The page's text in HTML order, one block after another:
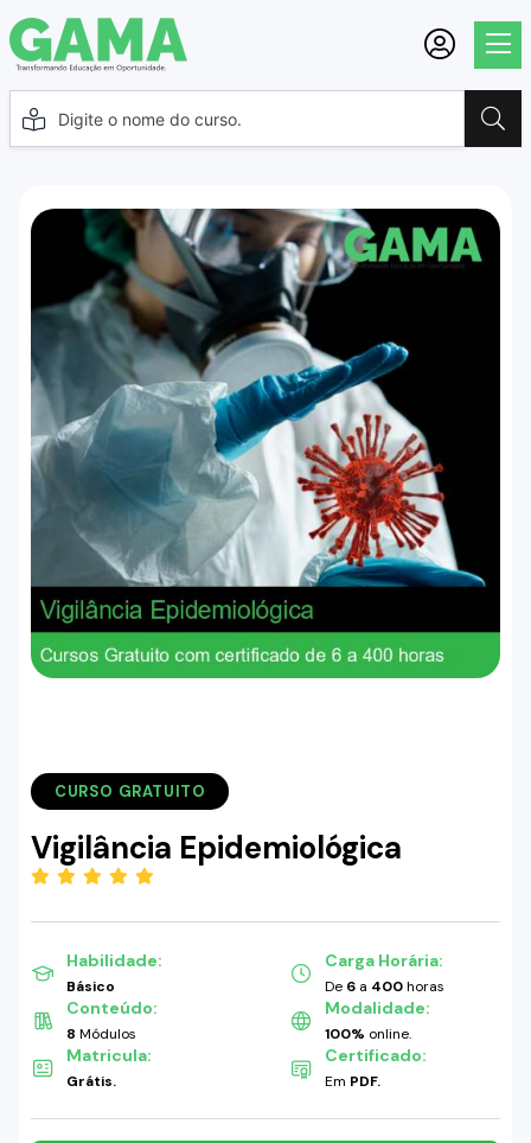
CURSO GRATUITO
Vigilância Epidemiológica
Habilidade:
Básico
Carga Horária:
De 6 a 400horas
Conteúdo:
8 Módulos
Modalidade:
100% online.
Matricula:
Grátis.
Certificado:
Em PDF.